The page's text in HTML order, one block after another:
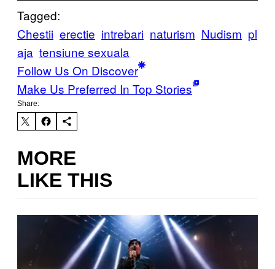
Tagged:
Chestii erectie intrebari naturism Nudism pl
aja tensiune sexuala
Follow Us On Discover
Make Us Preferred In Top Stories
Share:
MORE
LIKE THIS